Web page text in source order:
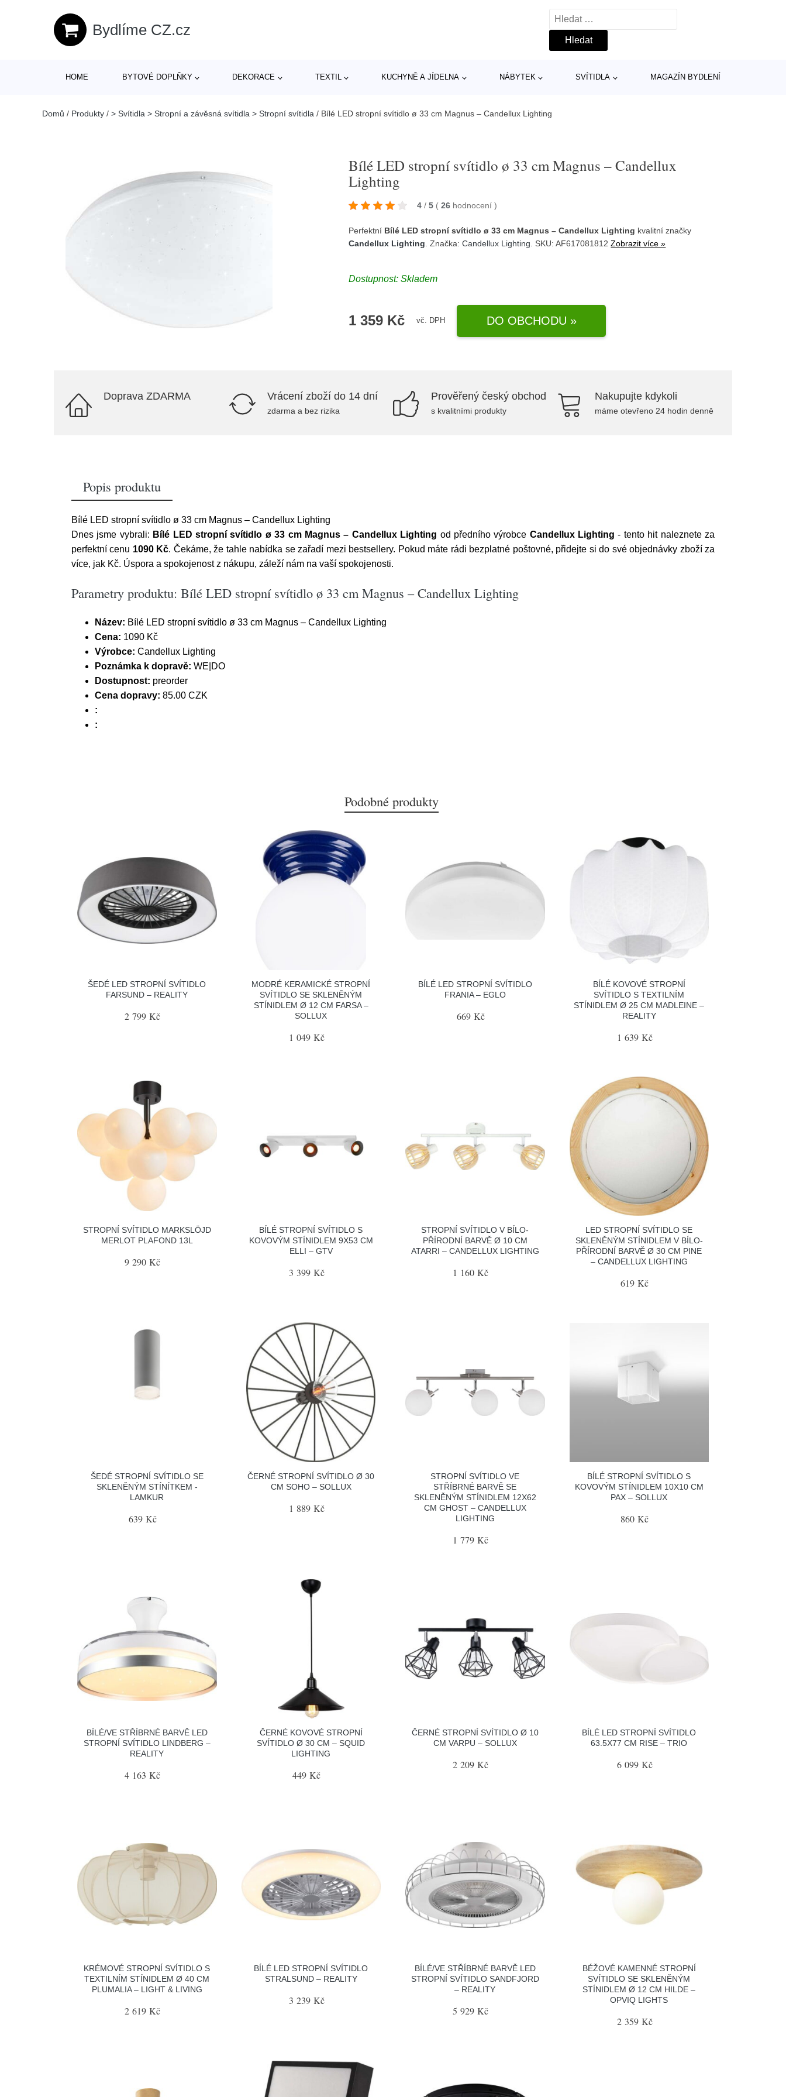
Bydlíme CZ.cz
Vyhledávání
HOME BYTOVÉ DOPLŇKY DEKORACE TEXTIL KUCHYNĚ A JÍDELNA NÁBYTEK SVÍTIDLA MAGAZÍN BYDLENÍ
Domů / Produkty / > Svítidla > Stropní a závěsná svítidla > Stropní svítidla / Bílé LED stropní svítidlo ø 33 cm Magnus – Candellux Lighting
Bílé LED stropní svítidlo ø 33 cm Magnus – Candellux
Lighting
4 / 5 ( 26 hodnocení)
Perfektní Bílé LED stropní svítidlo ø 33 cm Magnus – Candellux Lighting kvalitní značky
Candellux Lighting . Značka:Candellux Lighting . SKU: AF617081812Zobrazit více »
Dostupnost:Skladem
1 359 Kč vč. DPH DO OBCHODU »
Doprava ZDARMA Vrácení zboží do 14 dní
zdarma a bez rizika
Prověřený český obchod
s kvalitními produkty
Nakupujte kdykoli
máme otevřeno 24 hodin denně
Popis produktu
Bílé LED stropní svítidlo ø 33 cm Magnus – Candellux Lighting
Dnes jsme vybrali: Bílé LED stropní svítidlo ø 33 cm Magnus – Candellux Lighting od předního výrobce Candellux Lighting - tento hit naleznete za
perfektní cenu 1090 Kč. Čekáme, že tahle nabídka se zařadí mezi bestsellery. Pokud máte rádi bezplatné poštovné, přidejte si do své objednávky zboží za
více, jak Kč. Úspora a spokojenost z nákupu, záleží nám na vaší spokojenosti.
Parametry produktu: Bílé LED stropní svítidlo ø 33 cm Magnus – Candellux Lighting
Název: Bílé LED stropní svítidlo ø 33 cm Magnus – Candellux Lighting
Cena: 1090 Kč
Výrobce: Candellux Lighting
Poznámka k dopravě: WE|DO
Dostupnost: preorder
Cena dopravy: 85.00 CZK
:
:
Podobné produkty
ŠEDÉ LED STROPNÍ SVÍTIDLO
FARSUND – REALITY
2 799 Kč
MODRÉ KERAMICKÉ STROPNÍ
SVÍTIDLO SE SKLENĚNÝM
STÍNIDLEM Ø 12 CM FARSA –
SOLLUX
1 049 Kč
BÍLÉ LED STROPNÍ SVÍTIDLO
FRANIA – EGLO
669 Kč
BÍLÉ KOVOVÉ STROPNÍ
SVÍTIDLO S TEXTILNÍM
STÍNIDLEM Ø 25 CM MADLEINE –
REALITY
1 639 Kč
STROPNÍ SVÍTIDLO MARKSLÖJD
MERLOT PLAFOND 13L
9 290 Kč
BÍLÉ STROPNÍ SVÍTIDLO S
KOVOVÝM STÍNIDLEM 9X53 CM
ELLI – GTV
3 399 Kč
STROPNÍ SVÍTIDLO V BÍLO-
PŘÍRODNÍ BARVĚ Ø 10 CM
ATARRI – CANDELLUX LIGHTING
1 160 Kč
LED STROPNÍ SVÍTIDLO SE
SKLENĚNÝM STÍNIDLEM V BÍLO-
PŘÍRODNÍ BARVĚ Ø 30 CM PINE
– CANDELLUX LIGHTING
619 Kč
ŠEDÉ STROPNÍ SVÍTIDLO SE
SKLENĚNÝM STÍNÍTKEM -
LAMKUR
639 Kč
ČERNÉ STROPNÍ SVÍTIDLO Ø 30
CM SOHO – SOLLUX
1 889 Kč
STROPNÍ SVÍTIDLO VE
STŘÍBRNÉ BARVĚ SE
SKLENĚNÝM STÍNIDLEM 12X62
CM GHOST – CANDELLUX
LIGHTING
1 779 Kč
BÍLÉ STROPNÍ SVÍTIDLO S
KOVOVÝM STÍNIDLEM 10X10 CM
PAX – SOLLUX
860 Kč
BÍLÉ/VE STŘÍBRNÉ BARVĚ LED
STROPNÍ SVÍTIDLO LINDBERG –
REALITY
4 163 Kč
ČERNÉ KOVOVÉ STROPNÍ
SVÍTIDLO Ø 30 CM – SQUID
LIGHTING
449 Kč
ČERNÉ STROPNÍ SVÍTIDLO Ø 10
CM VARPU – SOLLUX
2 209 Kč
BÍLÉ LED STROPNÍ SVÍTIDLO
63.5X77 CM RISE – TRIO
6 099 Kč
KRÉMOVÉ STROPNÍ SVÍTIDLO S
TEXTILNÍM STÍNIDLEM Ø 40 CM
PLUMALIA – LIGHT & LIVING
2 619 Kč
BÍLÉ LED STROPNÍ SVÍTIDLO
STRALSUND – REALITY
3 239 Kč
BÍLÉ/VE STŘÍBRNÉ BARVĚ LED
STROPNÍ SVÍTIDLO SANDFJORD
– REALITY
5 929 Kč
BÉŽOVÉ KAMENNÉ STROPNÍ
SVÍTIDLO SE SKLENĚNÝM
STÍNIDLEM Ø 12 CM HILDE –
OPVIQ LIGHTS
2 359 Kč